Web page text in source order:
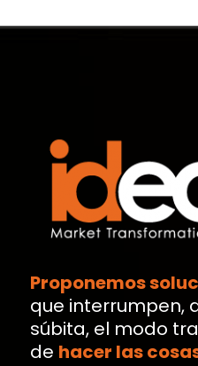
Proponemos
que interrumpen,
súbita, el modo
de hacer las